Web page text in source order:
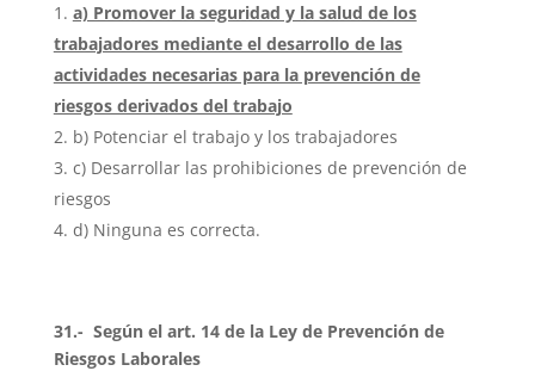
a) Promover la seguridad y la salud de los
trabajadores mediante el desarrollo de las
actividades necesarias para la prevención de
riesgos derivados del trabajo
b) Potenciar el trabajo y los trabajadores
c) Desarrollar las prohibiciones de prevención de
riesgos
d) Ninguna es correcta.
31.- Según el art. 14 de la Ley de Prevención de
Riesgos Laborales